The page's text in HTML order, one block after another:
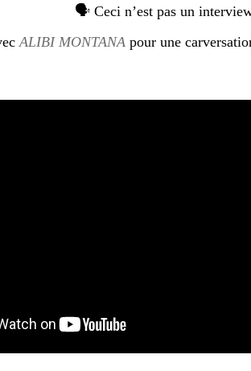
🗣️ Ceci n’est pas un
ALIBI MONTANA pour une